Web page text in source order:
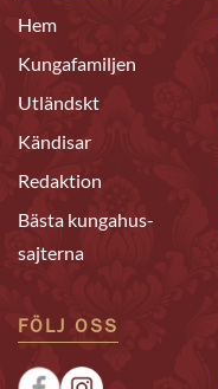
Hem
Kungafamiljen
Utländskt
Kändisar
Redaktion
Bästa kungahus-
sajterna
FÖLJ OSS